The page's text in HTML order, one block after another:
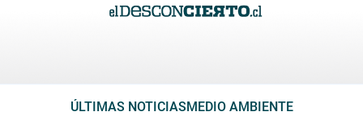
ÚLTIMAS NOTICIASMEDIO AMBIENTE